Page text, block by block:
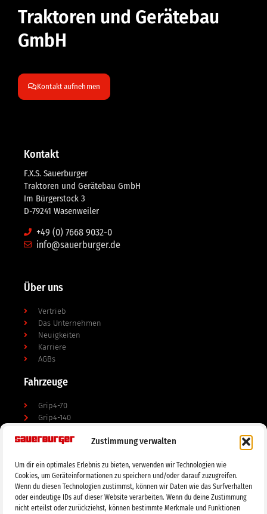
Zustimmung verwalten
Um dir ein optimales Erlebnis zu bieten, verwenden wir Technologien wie
Cookies, um Geräteinformationen zu speichern und/oder darauf zuzugreifen.
Wenn du diesen Technologien zustimmst, können wir Daten wie das Surfverhalten
oder eindeutige IDs auf dieser Website verarbeiten. Wenn du deine Zustimmung
nicht erteilst oder zurückziehst, können bestimmte Merkmale und Funktionen
Traktoren und Gerätebau
GmbH
Kontakt aufnehmen
Kontakt
F.X.S. Sauerburger
Traktoren und Gerätebau GmbH
Im Bürgerstock 3
D-79241 Wasenweiler
+49 (0) 7668 9032-0
info@sauerburger.de
Über uns
Vertrieb
Das Unternehmen
Neuigkeiten
Karriere
AGBs
Fahrzeuge
Grip4-70
Grip4-140
Mulchgeräte
Bodenbearbeitung
Doppelmessermähwerke
Tierhaltung